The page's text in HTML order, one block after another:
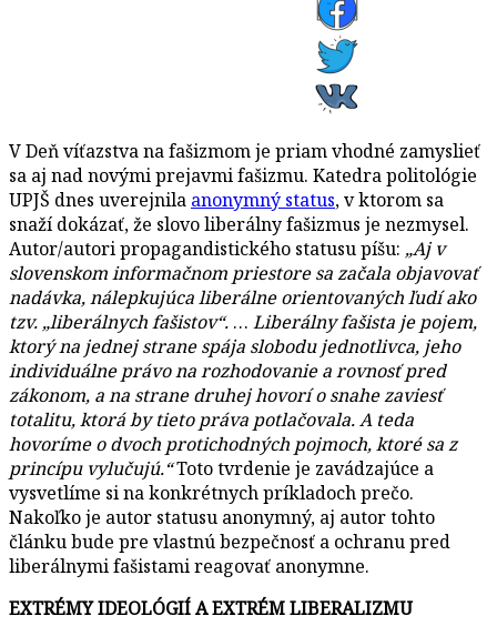
V Deň víťazstva na fašizmom je priam vhodné zamyslieť
sa aj nad novými prejavmi fašizmu. Katedra politológie
UPJŠ dnes uverejnila anonymný status, v ktorom sa
snaží dokázať, že slovo liberálny fašizmus je nezmysel.
Autor/autori propagandistického statusu píšu: „Aj v
slovenskom informačnom priestore sa začala objavovať
nadávka, nálepkujúca liberálne orientovaných ľudí ako
tzv. „liberálnych fašistov“. … Liberálny fašista je pojem,
ktorý na jednej strane spája slobodu jednotlivca, jeho
individuálne právo na rozhodovanie a rovnosť pred
zákonom, a na strane druhej hovorí o snahe zaviesť
totalitu, ktorá by tieto práva potlačovala. A teda
hovoríme o dvoch protichodných pojmoch, ktoré sa z
princípu vylučujú.“Toto tvrdenie je zavádzajúce a
vysvetlíme si na konkrétnych príkladoch prečo.
Nakoľko je autor statusu anonymný, aj autor tohto
článku bude pre vlastnú bezpečnosť a ochranu pred
liberálnymi fašistami reagovať anonymne.
EXTRÉMY IDEOLÓGIÍA EXTRÉM LIBERALIZMU